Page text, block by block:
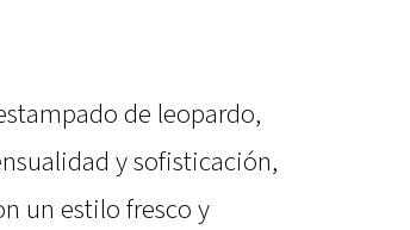
de leopardo,
y sofisticación,
un estilo fresco y